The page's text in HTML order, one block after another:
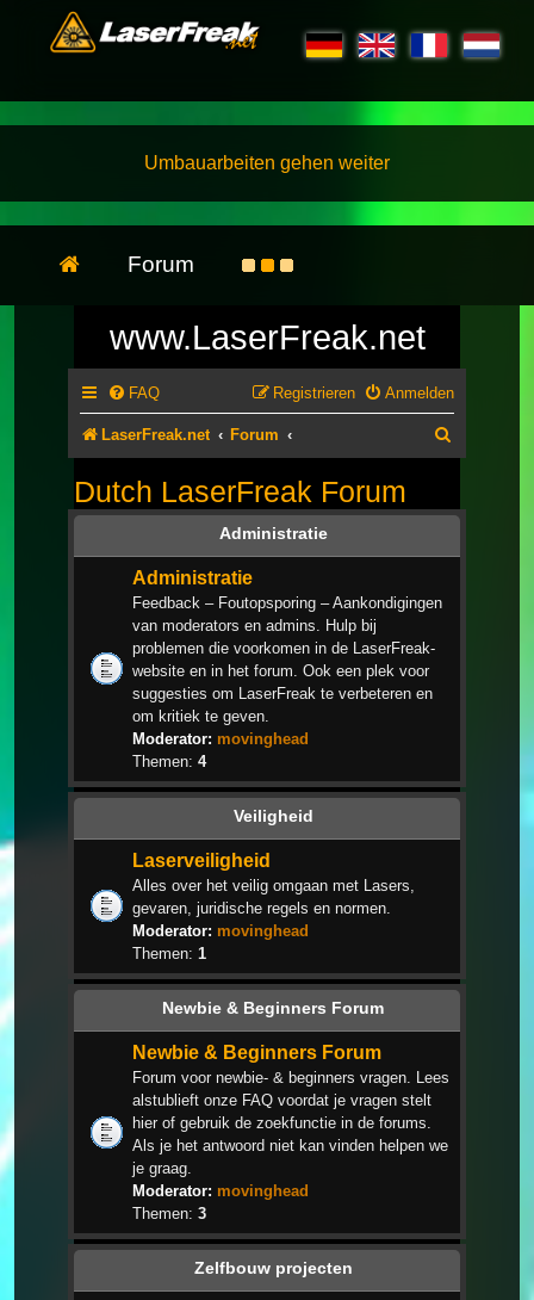
Umbauarbeiten gehen weiter
Forum
www.LaserFreak.net
FAQ Anmelden
Registrieren
LaserFreak.net Forum
Dutch LaserFreak Forum
Administratie
Administratie
Feedback – Foutopsporing – Aankondigingen
van moderators en admins. Hulp bij
problemen die voorkomen in de LaserFreak-
website en in het forum. Ook een plek voor
suggesties om LaserFreak te verbeteren en
om kritiek te geven.
Moderator: movinghead
Themen: 4
Veiligheid
Laserveiligheid
Alles over het veilig omgaan met Lasers,
gevaren, juridische regels en normen.
Moderator: movinghead
Themen: 1
Newbie & Beginners Forum
Newbie & Beginners Forum
Forum voor newbie- & beginners vragen. Lees
alstublieft onze FAQ voordat je vragen stelt
hier of gebruik de zoekfunctie in de forums.
Als je het antwoord niet kan vinden helpen we
je graag.
Moderator: movinghead
Themen: 3
Zelfbouw projecten